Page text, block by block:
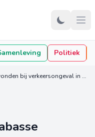
Politiek
Zwaargewonden bij verkeersongeval in Cabasse